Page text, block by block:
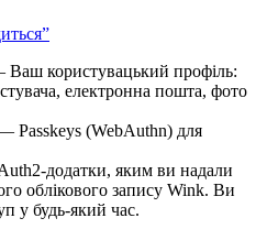
користувацький профіль:
електронна пошта, фото
Passkeys (WebAuthn) для
додатки, яким ви надали
облікового запису Wink. Ви
у будь-який час.